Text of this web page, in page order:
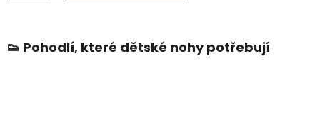
👟 Pohodlí, které dětské nohy potřebují